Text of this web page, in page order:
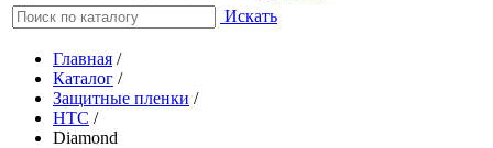
Искать
Главная /
Каталог /
Защитные пленки /
HTC /
Diamond